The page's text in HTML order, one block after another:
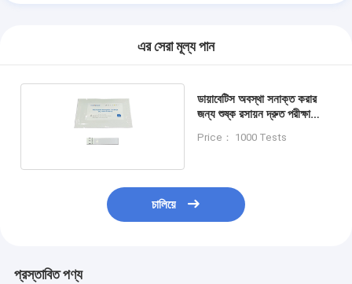
এর সেরা মূল্য পান
ডায়াবেটিস অবস্থা সনাক্ত করার
জন্য শুষ্ক রসায়ন দ্রুত পরীক্ষা
Price： 1000 Tests
চালিয়ে
প্রস্তাবিত পণ্য